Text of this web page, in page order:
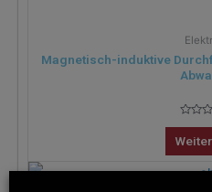
Magnetisch-induktive
mit
0
von